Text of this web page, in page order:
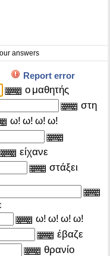
answers
Report error
ο μαθητής
στη
ω! ω! ω! ω!
είχανε
στάξει
ω! ω! ω! ω!
έβαζε
θρανίο